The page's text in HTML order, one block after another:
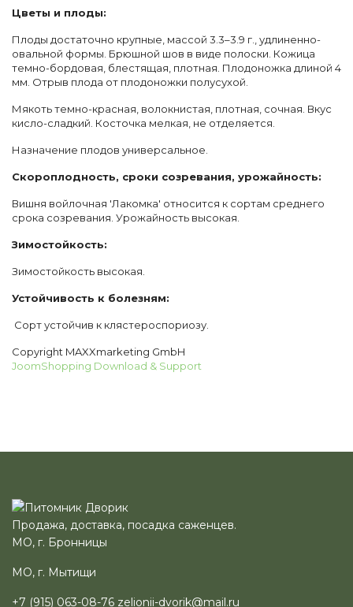
Цветы и плоды:
Плоды достаточно крупные, массой 3.3–3.9 г., удлиненно-
овальной формы. Брюшной шов в виде полоски. Кожица
темно-бордовая, блестящая, плотная. Плодоножка длиной 4
мм. Отрыв плода от плодоножки полусухой.
Мякоть темно-красная, волокнистая, плотная, сочная. Вкус
кисло-сладкий. Косточка мелкая, не отделяется.
Назначение плодов универсальное.
Скороплодность, сроки созревания, урожайность:
Вишня войлочная 'Лакомка' относится к сортам среднего
срока созревания. Урожайность высокая.
Зимостойкость:
Зимостойкость высокая.
Устойчивость к болезням:
Сорт устойчив к клястероспориозу.
Copyright MAXXmarketing GmbH
JoomShopping Download & Support
Продажа, доставка, посадка саженцев.
МО, г. Бронницы
МО, г. Мытищи
+7 (915) 063-08-76 zelionii-dvorik@mail.ru